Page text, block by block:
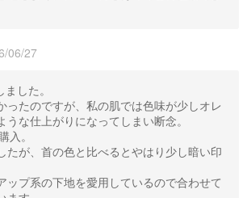
06/27
した。
ったのですが、私の肌では色味が少しオレ
うな仕上がりになってしまい断念。
入。
たが、首の色と比べるとやはり少し暗い印
ップ系の下地を愛用しているので合わせて